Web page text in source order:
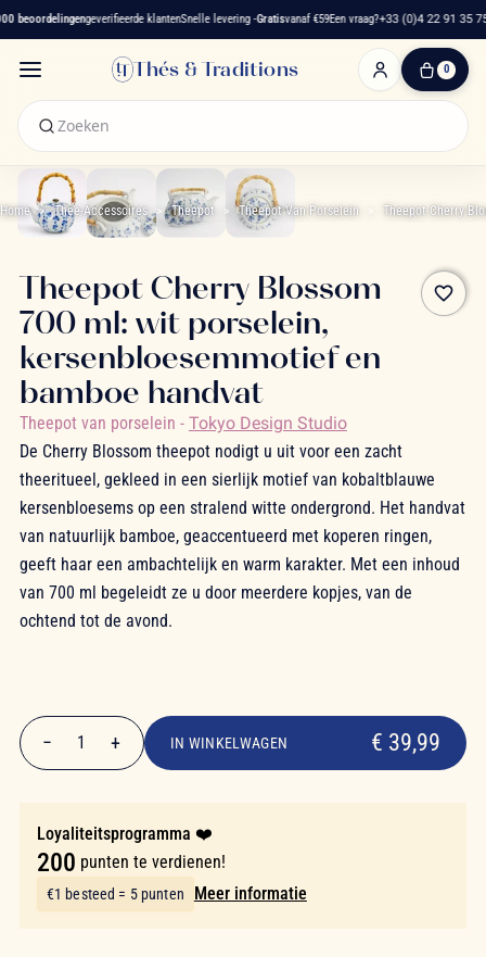
beoordelingengeverifieerde klantenSnelle levering -Gratisvanaf €59Een vraag?+33 (0)4 22 91 35 75
Thés & Traditions 0
0
Home Thee-Accessoires Theepot Theepot Van Porselein Theepot Cherry
favorite_border
Theepot Cherry Blossom
700 ml: wit porselein,
kersenbloesemmotief en
bamboe handvat
Theepot van porselein - Tokyo Design Studio
De Cherry Blossom theepot nodigt u uit voor een zacht
theeritueel, gekleed in een sierlijk motief van kobaltblauwe
kersenbloesems op een stralend witte ondergrond. Het handvat
van natuurlijk bamboe, geaccentueerd met koperen ringen,
geeft haar een ambachtelijk en warm karakter. Met een inhoud
van 700 ml begeleidt ze u door meerdere kopjes, van de
ochtend tot de avond.
€ 39,99
− 1 + IN WINKELWAGEN € 39,99
Loyaliteitsprogramma ❤️
200 punten te verdienen!
€1 besteed = 5 punten Meer informatie